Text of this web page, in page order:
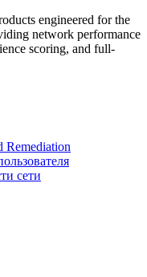
engineered for the
network performance
scoring, and full-
Remediation
сети